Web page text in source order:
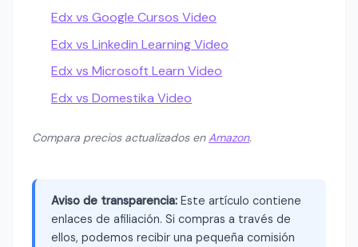
Edx vs Google Cursos Video
Edx vs Linkedin Learning Video
Edx vs Microsoft Learn Video
Edx vs Domestika Video
Compara precios actualizados en Amazon.
Aviso de transparencia: Este artículo contiene
enlaces de afiliación. Si compras a través de
ellos, podemos recibir una pequeña comisión